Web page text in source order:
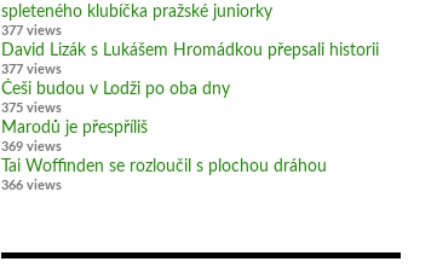
spleteného klubíčka pražské juniorky
377 views
David Lizák s Lukášem Hromádkou přepsali historii
377 views
Češi budou v Lodži po oba dny
375 views
Marodů je přespříliš
369 views
Tai Woffinden se rozloučil s plochou dráhou
366 views